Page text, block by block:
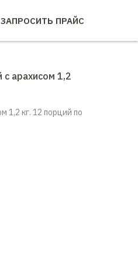
ЗАПРОСИТЬ ПРАЙС
арахисом 1,2
1,2 кг. 12 порций по